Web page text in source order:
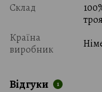
Склад
Країна
виробник
Відгуки 1